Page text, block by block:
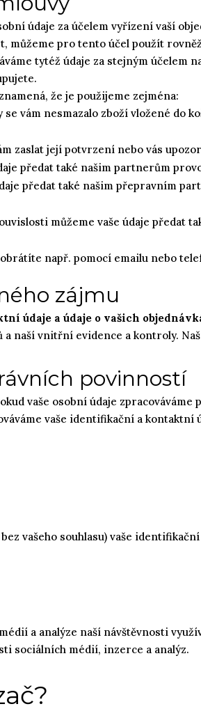
údaje za účelem vyřízení vaší
můžeme pro tento účel použít
tytéž údaje za stejným účelem
že je použijeme zejména:
vám nesmazalo zboží vložené do
zaslat její potvrzení nebo vás
předat také našim partnerům
předat také našim přepravním
můžeme vaše údaje předat
např. pomocí emailu nebo
zájmu
údaje a údaje o vašich
a naší vnitřní evidence a kontroly.
povinností
vaše osobní údaje zpracováváme
vaše identifikační a kontaktní
vašeho souhlasu) vaše
a analýze naší návštěvnosti
sociálních médií, inzerce a analýz.